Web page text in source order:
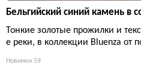
Бельгийский синий камень в
Тонкие золотые прожилки и
е реки, в коллекции Bluenza от
Новинки 59